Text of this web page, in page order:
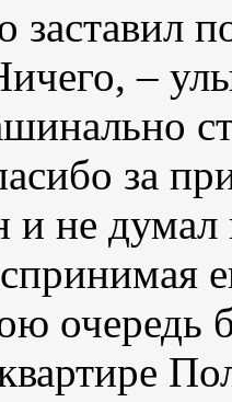
заставил
–
за
и не думал
очередь